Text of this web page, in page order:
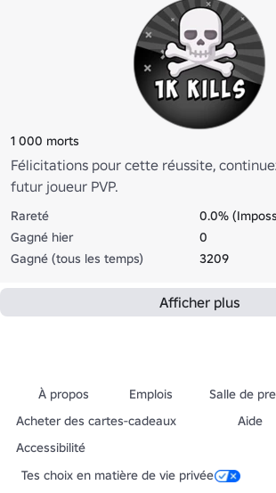
1 000 morts
Félicitations pour cette réussite,
futur joueur PVP.
Rareté
0.0%
Gagné hier
0
Gagné (tous les temps)
3209
Afficher plus
À propos Emplois Salle de
Acheter des cartes-cadeaux
Aide
Accessibilité
Tes choix en matière de vie privée